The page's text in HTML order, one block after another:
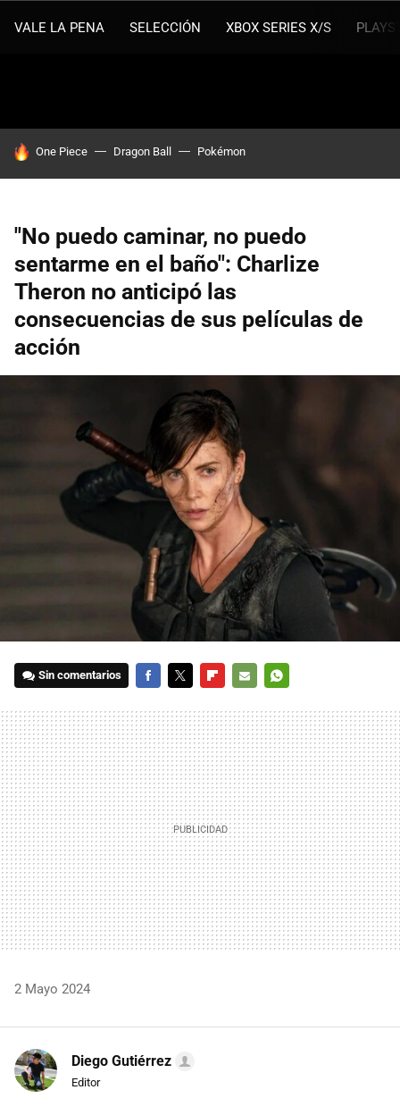
VALE LA PENA SELECCIÓN XBOX SERIES X/S
HOY SE HABLA DE
One Piece Dragon Ball Pokémon
"No puedo caminar, no puedo
sentarme en el baño": Charlize
Theron no anticipó las
consecuencias de sus películas de
acción
Sin comentarios
MAIL
2 Mayo 2024
Diego Gutiérrez
Editor